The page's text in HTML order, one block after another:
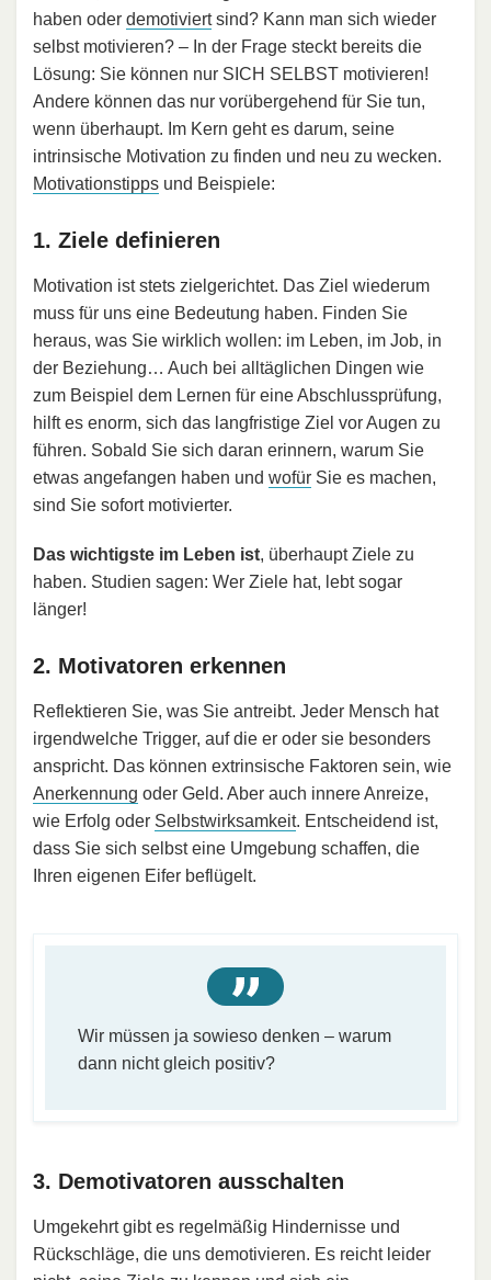
haben oder demotiviertsind? Kann man sich wieder
selbst motivieren? – In der Frage steckt bereits die
Lösung: Sie können nur SICH SELBST motivieren!
Andere können das nur vorübergehend für Sie tun,
wenn überhaupt. Im Kern geht es darum, seine
intrinsische Motivation zu finden und neu zu wecken.
Motivationstipps und Beispiele:
1. Ziele definieren
Motivation ist stets zielgerichtet. Das Ziel wiederum
muss für uns eine Bedeutung haben. Finden Sie
heraus, was Sie wirklich wollen: im Leben, im Job, in
der Beziehung… Auch bei alltäglichen Dingen wie
zum Beispiel dem Lernen für eine Abschlussprüfung,
hilft es enorm, sich das langfristige Ziel vor Augen zu
führen. Sobald Sie sich daran erinnern, warum Sie
etwas angefangen haben und wofür Sie es machen,
sind Sie sofort motivierter.
Das wichtigste im Leben ist, überhaupt Ziele zu
haben. Studien sagen: Wer Ziele hat, lebt sogar
länger!
2. Motivatoren erkennen
Reflektieren Sie, was Sie antreibt. Jeder Mensch hat
irgendwelche Trigger, auf die er oder sie besonders
anspricht. Das können extrinsische Faktoren sein, wie
Anerkennung oder Geld. Aber auch innere Anreize,
wie Erfolg oder Selbstwirksamkeit. Entscheidend ist,
dass Sie sich selbst eine Umgebung schaffen, die
Ihren eigenen Eifer beflügelt.
Wir müssen ja sowieso denken – warum
dann nicht gleich positiv?
3. Demotivatoren ausschalten
Umgekehrt gibt es regelmäßig Hindernisse und
Rückschläge, die uns demotivieren. Es reicht leider